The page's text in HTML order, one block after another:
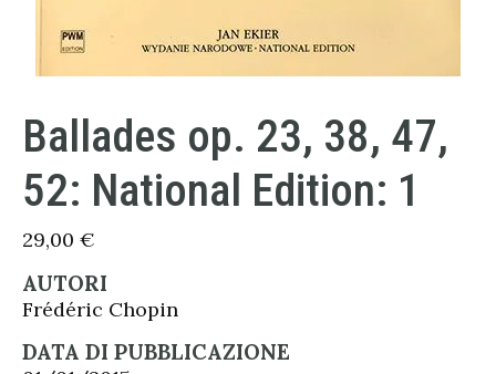
Ballades op. 23, 38, 47,
52: National Edition: 1
29,00 €
AUTORI
Frédéric Chopin
DATA DI PUBBLICAZIONE